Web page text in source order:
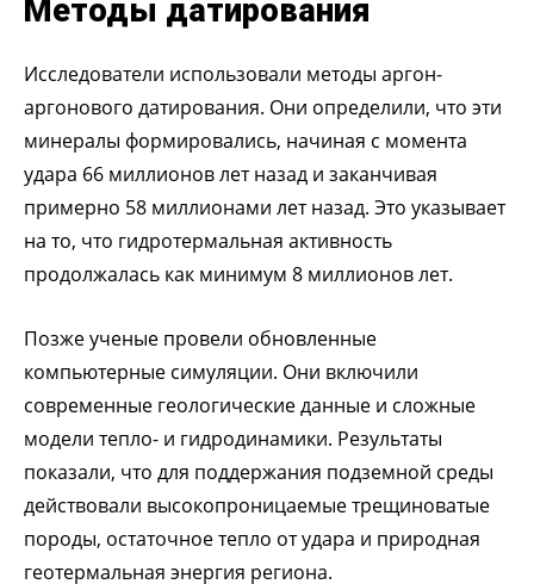
Методы датирования
Исследователи использовали методы аргон-
аргонового датирования. Они определили, что эти
минералы формировались, начиная с момента
удара 66 миллионов лет назад и заканчивая
примерно 58 миллионами лет назад. Это указывает
на то, что гидротермальная активность
продолжалась как минимум 8 миллионов лет.
Позже ученые провели обновленные
компьютерные симуляции. Они включили
современные геологические данные и сложные
модели тепло- и гидродинамики. Результаты
показали, что для поддержания подземной среды
действовали высокопроницаемые трещиноватые
породы, остаточное тепло от удара и природная
геотермальная энергия региона.